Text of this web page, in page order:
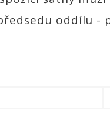
oddílu -